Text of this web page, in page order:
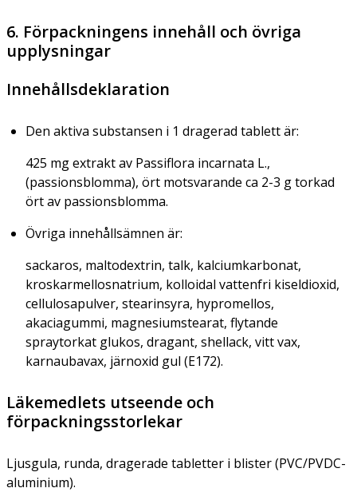
6. Förpackningens innehåll och övriga
upplysningar
Innehållsdeklaration
Den aktiva substansen i 1 dragerad tablett är:
425 mg extrakt av Passiflora incarnata L.,
(passionsblomma), ört motsvarande ca 2-3 g torkad
ört av passionsblomma.
Övriga innehållsämnen är:
sackaros, maltodextrin, talk, kalciumkarbonat,
kroskarmellosnatrium, kolloidal vattenfri kiseldioxid,
cellulosapulver, stearinsyra, hypromellos,
akaciagummi, magnesiumstearat, flytande
spraytorkat glukos, dragant, shellack, vitt vax,
karnaubavax, järnoxid gul (E172).
Läkemedlets utseende och
förpackningsstorlekar
Ljusgula, runda, dragerade tabletter i blister (PVC/PVDC-
aluminium).